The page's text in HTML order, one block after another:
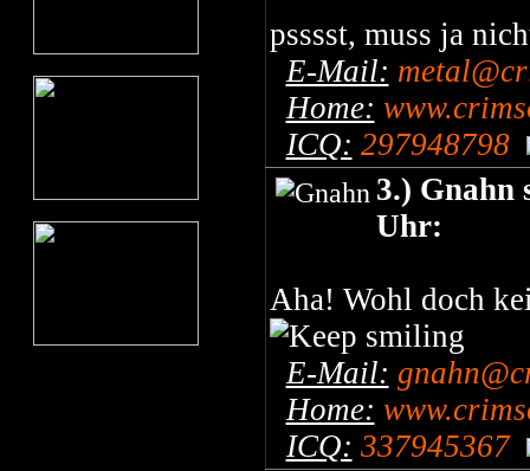
psssst, muss ja
E-Mail:
Home:
ICQ: 297948798
3.) Gnahn
Uhr:
Aha! Wohl doch
E-Mail:
Home:
ICQ: 337945367